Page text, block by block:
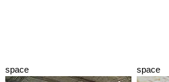
space space